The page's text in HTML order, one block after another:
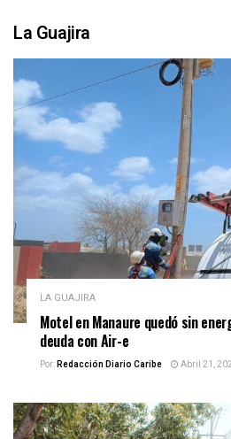
La Guajira
LA GUAJIRA
Motel en Manaure quedó sin
deuda con Air-e
Por:Redacción Diario Caribe Abril 21,